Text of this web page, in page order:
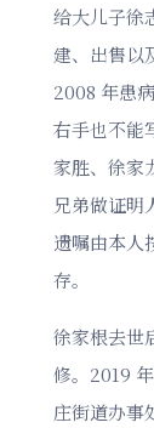
给大儿子徐
建、出售以
2008 年患
右手也不能
家胜、徐家
兄弟做证明
遗嘱由本人
存。
徐家根去世
修。2019
庄街道办事